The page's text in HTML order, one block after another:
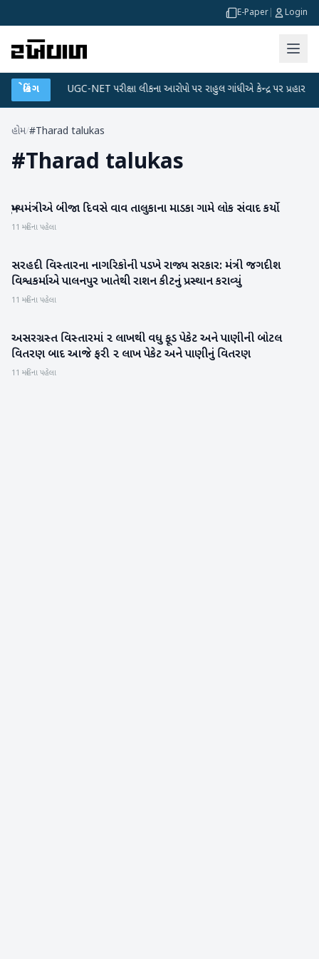
E-Paper Login
બ્રેકિંગ
પ્લાન ● UGC-NET પરીક્ષા લીકના આરોપો પર રાહુલ ગાંધીએ કેન્દ્ર પર પ્રહાર કર્યા
હોમ/#Tharad talukas
#Tharad talukas
બનાસકાંઠા
મુખ્યમંત્રીએ બીજા દિવસે વાવ તાલુકાના માડકા ગામે લોક સંવાદ કર્યો
11 મહિના પહેલા
બનાસકાંઠા
સરહદી વિસ્તારના નાગરિકોની પડખે રાજ્ય સરકાર: મંત્રી જગદીશ
વિશ્વકર્માએ પાલનપુર ખાતેથી રાશન કીટનું પ્રસ્થાન કરાવ્યું
11 મહિના પહેલા
બનાસકાંઠા
અસરગ્રસ્ત વિસ્તારમાં ૨ લાખથી વધુ ફૂડ પેકેટ અને પાણીની બોટલ
વિતરણ બાદ આજે ફરી ૨ લાખ પેકેટ અને પાણીનું વિતરણ
11 મહિના પહેલા